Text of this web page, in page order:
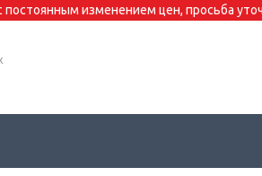
постоянным изменением цен, просьба